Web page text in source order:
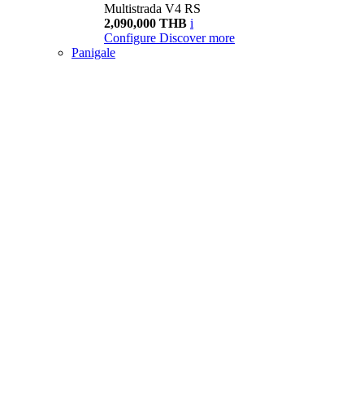
Multistrada V4 RS
2,090,000 THB i
Configure Discover more
Panigale